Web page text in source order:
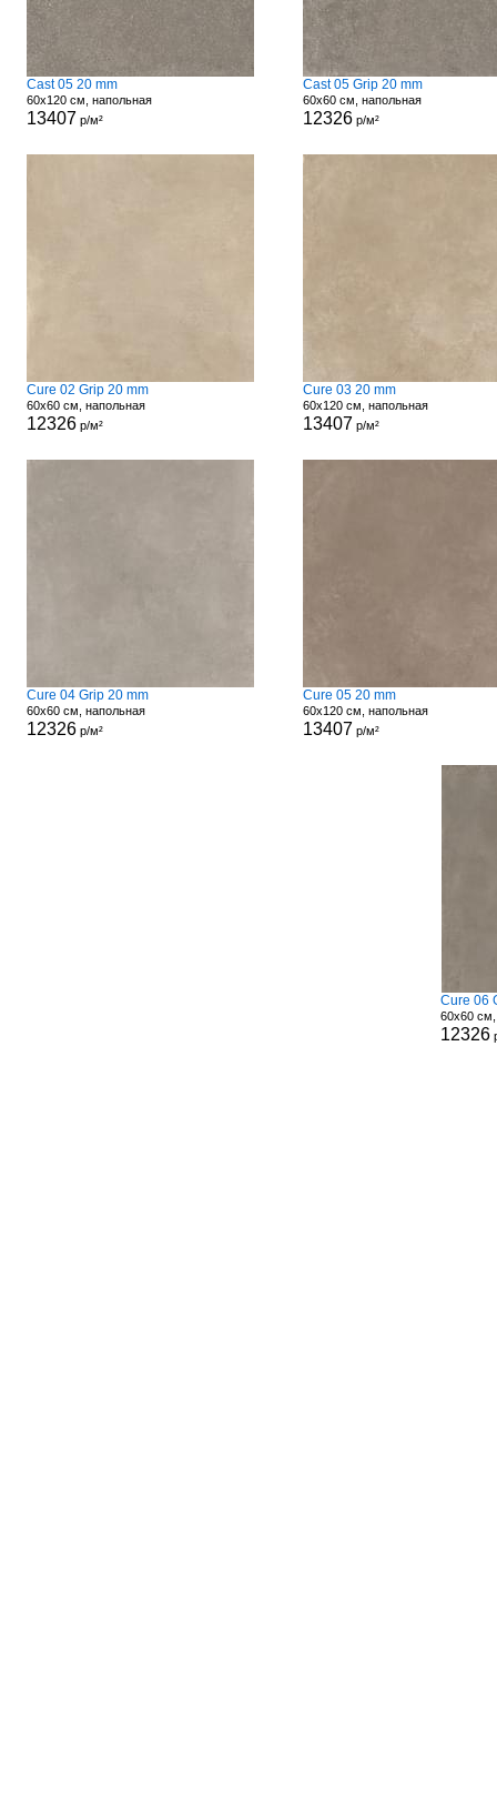
Cast 05 20 mm
60x120 см, напольная
13407 р/м²
Cast 05 Grip 20 mm
60x60 см, напольная
12326р/м²
Cure 02 Grip 20 mm
60x60 см, напольная
12326р/м²
Cure 03 20 mm
60x120 см, напольная
13407 р/м²
Cure 04 Grip 20 mm
60x60 см, напольная
12326р/м²
Cure 05 20 mm
60x120 см, напольная
13407 р/м²
Cure 06
60x60
12326